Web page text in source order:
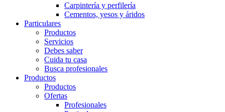
Carpintería y perfilería
Cementos, yesos y áridos
Particulares
Productos
Servicios
Debes saber
Cuida tu casa
Busca profesionales
Productos
Productos
Ofertas
Profesionales